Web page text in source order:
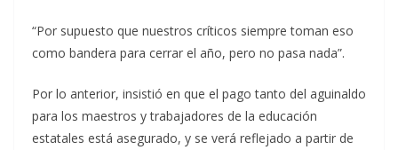
“Por supuesto que nuestros críticos siempre toman eso
como bandera para cerrar el año, pero no pasa nada”.
Por lo anterior, insistió en que el pago tanto del aguinaldo
para los maestros y trabajadores de la educación
estatales está asegurado, y se verá reflejado a partir de